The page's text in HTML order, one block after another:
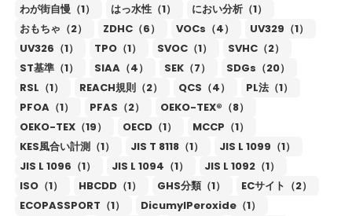
わが街自慢（1）
はっ水性（1）
におい分析（1）
おもちゃ（2）
ZDHC（6） VOCs（4）
UV329（1）
UV326（1）
TPO（1） SVOC（1）
SVHC（2）
ST基準（1）
SIAA（4） SEK（7）
SDGs（20）
RSL（1）
REACH規則（2） QCS（4）
PL法（1）
PFOA（1）
PFAS（2）
OEKO-TEX®（8）
OEKO-TEX（19）
OECD（1）
MCCP（1）
KES風合い計測（1）
JIS T 8118（1）
JIS L 1099（1）
JIS L 1096（1）
JIS L 1094（1）
JIS L 1092（1）
ISO（1）
HBCDD（1） GHS分類（1）
ECサイト（2）
ECOPASSPORT（1）
DicumylPeroxide（1）